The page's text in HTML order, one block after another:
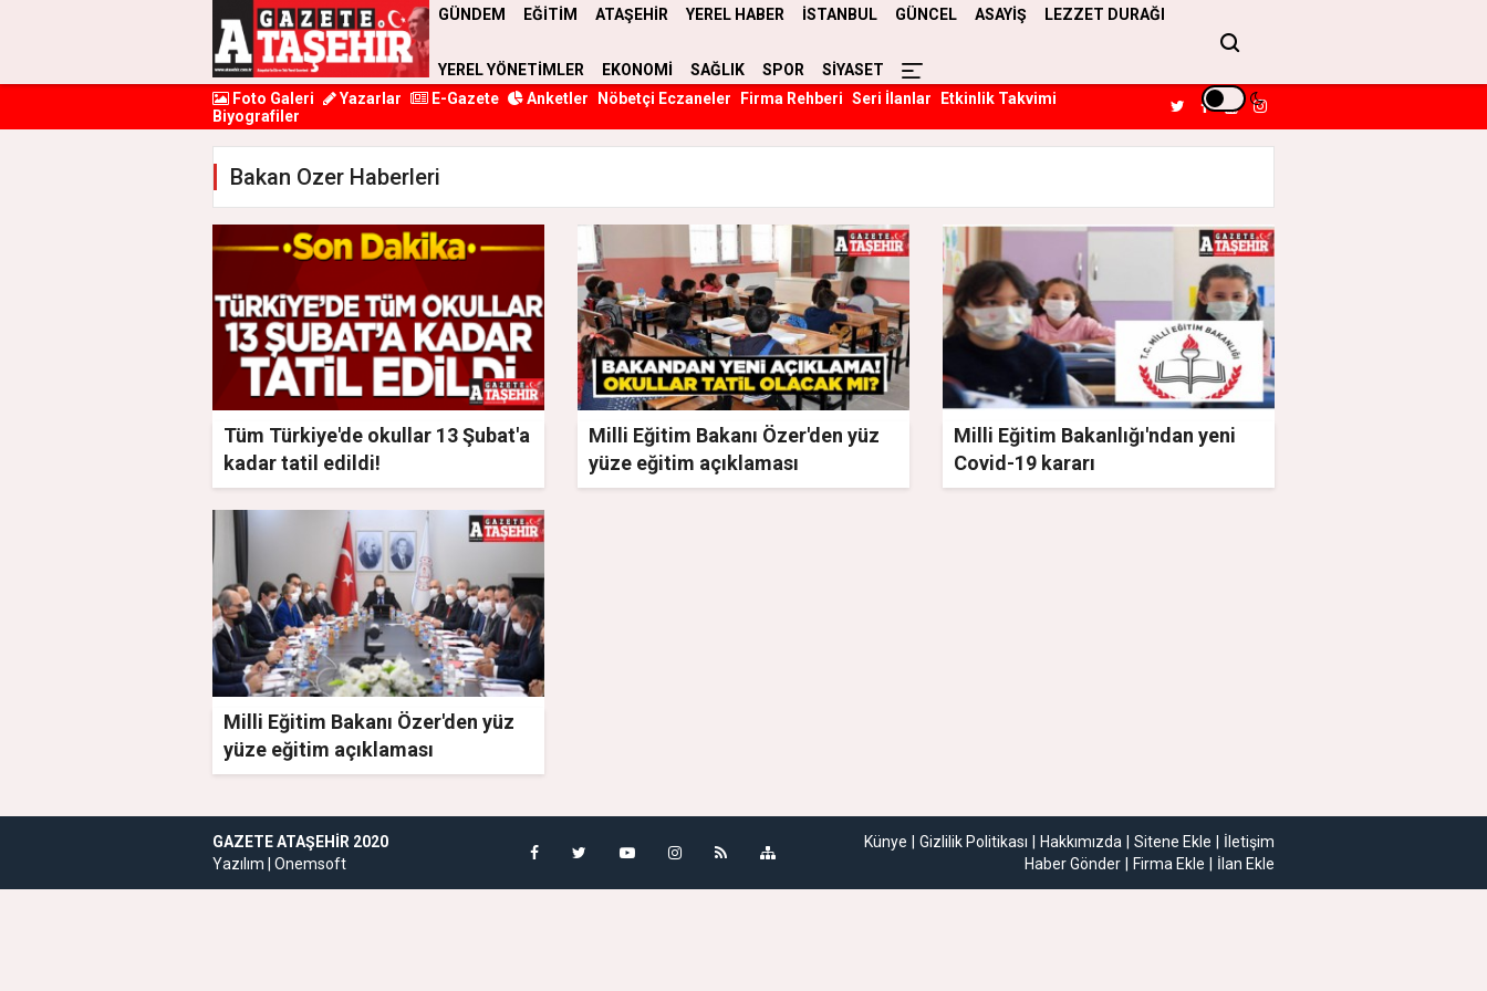
GÜNDEM EĞİTİM ATAŞEHİR YEREL HABER İSTANBUL GÜNCEL ASAYİŞ LEZZET DURAĞI
YEREL YÖNETİMLER EKONOMİ SAĞLIK SPOR
SİYASET
Foto Galeri
Yazarlar E-Gazete Anketler Nöbetçi Eczaneler Firma Rehberi Seri İlanlar
Etkinlik Takvimi
Biyografiler
Bakan Ozer Haberleri
Tüm Türkiye'de okullar 13 Şubat'a
kadar tatil edildi!
Milli Eğitim Bakanı Özer'den yüz
yüze eğitim açıklaması
Milli Eğitim Bakanlığı'ndan yeni
Covid-19 kararı
Milli Eğitim Bakanı Özer'den yüz
yüze eğitim açıklaması
GAZETE ATAŞEHIR 2020
Yazılım | Onemsoft
Künye Gizlilik Politikası Hakkımızda Sitene Ekle
İletişim
Haber Gönder
Firma Ekle İlan Ekle